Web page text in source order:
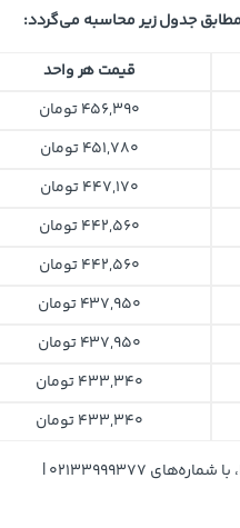
جدول زیر محاسبه می‌گردد:
قیمت هر واحد
456,390 تومان
451,780 تومان
447,170تومان
442,560تومان
442,560تومان
437,950 تومان
437,950 تومان
433,340تومان
433,340تومان
برای دریافت تخفیفات بیشتر و خرید حجم بالا، با شماره‌های ۰۲۱۳۳۹۹۹۳۷۷ |